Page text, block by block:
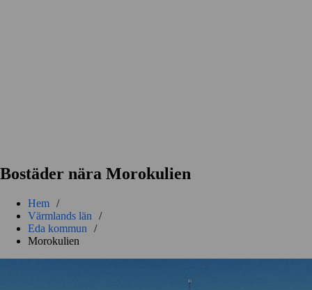
Bostäder nära Morokulien
Hem /
Värmlands län
/
Eda kommun
/
Morokulien